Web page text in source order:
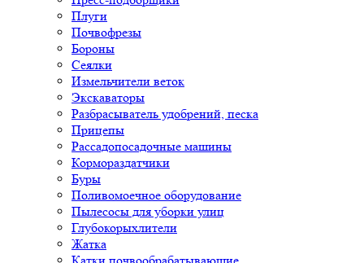
Плуги
Почвофрезы
Бороны
Сеялки
Измельчители веток
Экскаваторы
Разбрасыватель удобрений, песка
Прицепы
Рассадопосадочные машины
Кормораздатчики
Буры
Поливомоечное оборудование
Пылесосы для уборки улиц
Глубокорыхлители
Жатка